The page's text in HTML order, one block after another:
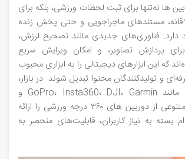
ها نه‌تنها برای ثبت لحظات ورزشی، بلکه برای
مستندهای ماجراجویی و حتی پخش زنده
دارد. فناوری‌های جدیدی مانند تصحیح لرزش،
پردازش تصاویر، و امکان ویرایش سریع
که این ابزارهای دیجیتالی را به ابزاری محبوب
و تولیدکنندگان محتوا تبدیل شوند. در بازار،
برندهای مختلفی مانند GoPro، Insta360، DJI، Garmin و
Ricoh مدل‌های متنوعی از دوربین‌ های ۳۶۰ درجه ورزشی را ارائه
بسته به نیاز کاربران، قابلیت‌های منحصر به‌